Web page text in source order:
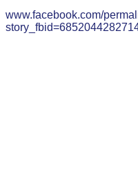
www.facebook.com/